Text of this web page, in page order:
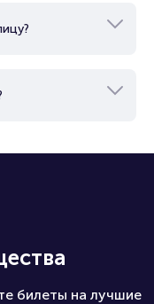
билеты на лучшие